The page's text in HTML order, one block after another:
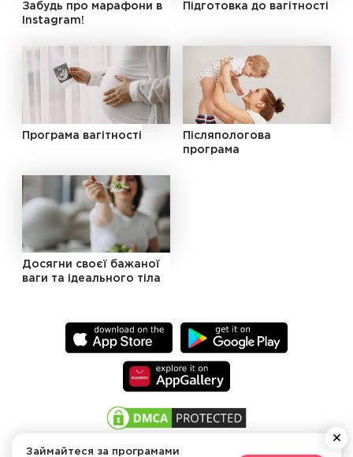
Забудь про марафони в
Instagram!
Підготовка до вагітності
Програма вагітності
Післяпологова
програма
Досягни своєї бажаної
ваги та ідеального тіла
Займайтеся за програмами